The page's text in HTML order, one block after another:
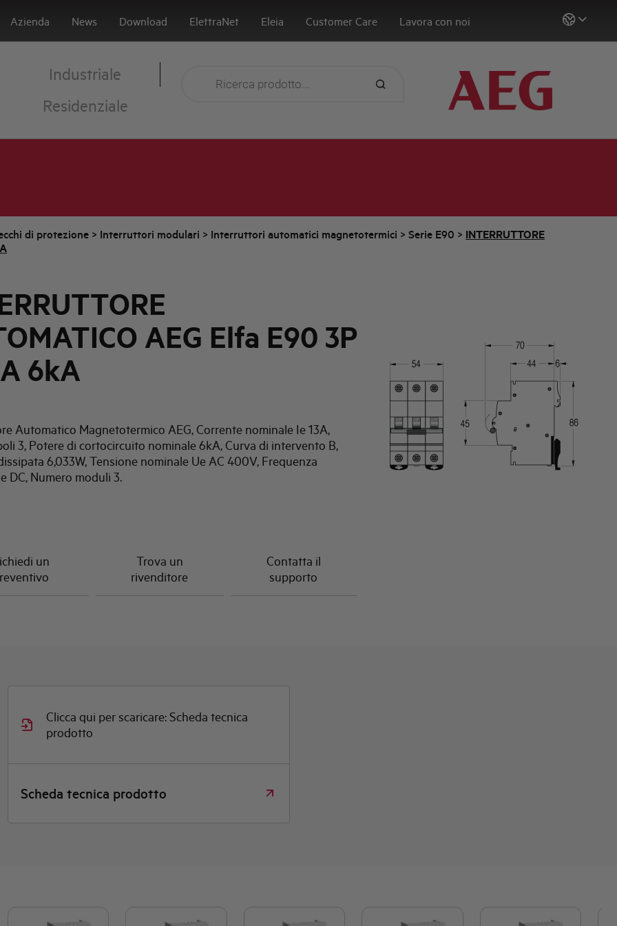
Azienda News Download ElettraNet Eleia Customer Care Lavora con noi
Industriale
Residenziale
di protezione > Interruttori modulari > Interruttori automatici magnetotermici > Serie E90 > INTERRUTTORE
AEG Elfa E90 3P
6kA
Automatico Magnetotermico AEG, Corrente nominale Ie 13A,
3, Potere di cortocircuito nominale 6kA, Curva di intervento B,
6,033W, Tensione nominale Ue AC 400V, Frequenza
DC, Numero moduli 3.
un
Trova un
rivenditore
Contatta il
supporto
Clicca qui per scaricare: Scheda tecnica
prodotto
Scheda tecnica prodotto